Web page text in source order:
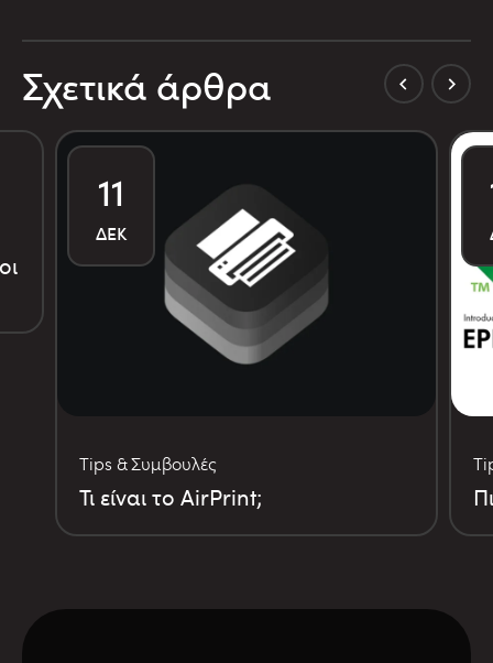
Σχετικά άρθρα
11
ΔΕΚ
Tips & Συμβουλές
Τι είναι το AirPrint;